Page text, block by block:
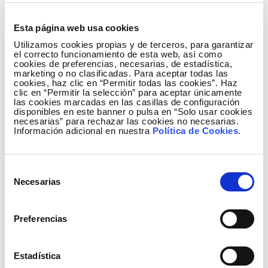
Esta página web usa cookies
Utilizamos cookies propias y de terceros, para garantizar
el correcto funcionamiento de esta web, así como
cookies de preferencias, necesarias, de estadística,
marketing o no clasificadas. Para aceptar todas las
cookies, haz clic en “Permitir todas las cookies”. Haz
clic en “Permitir la selección” para aceptar únicamente
las cookies marcadas en las casillas de configuración
disponibles en este banner o pulsa en “Solo usar cookies
necesarias” para rechazar las cookies no necesarias.
Información adicional en nuestra Política de Cookies.
Necesarias
Preferencias
Estadística
98.242 GWh, un 2,7% menos que en 2021. En este
las temperaturas, la cifra es un 3,2% inferior a la
registrada en el mismo periodo del año anterior.
Durante este mes y según datos estimados a día de
hoy, el 51,7% de la generación peninsular fue de
origen renovable y el 72,3% procedió de tecnologías
que no emiten CO2 equivalente. Por su parte, la
eólica registró 4.522 GWh y aporto el 21,7% de la
19,6% del total. La solar fotovoltaica (15,4%), el ciclo
cogeneración (9,2%) completan el ranking de las
tecnologías que más han generado este mes.
La demanda de energía eléctrica aumenta un
23,8% en Baleares y un 11,6% en Canarias en mayo